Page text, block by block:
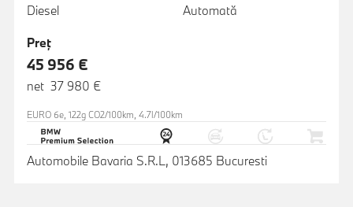
Diesel
Automată
Preţ
45 956 €
net 37 980 €
EURO 6e, 122g CO2/100km, 4.7l/100km
Automobile Bavaria S.R.L, 013685 Bucuresti